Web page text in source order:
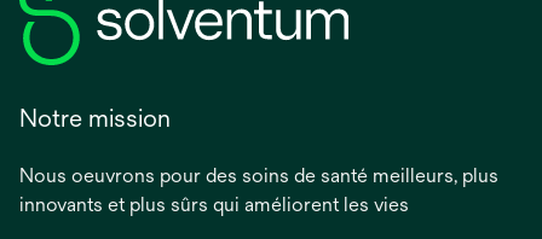
Notre mission
Nous oeuvrons pour des soins de santé meilleurs, plus
innovants et plus sûrs qui améliorent les vies